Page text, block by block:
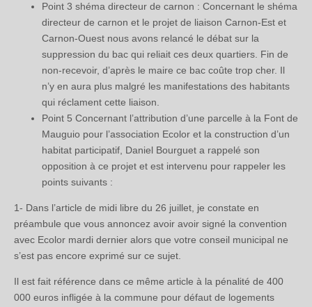
Point 3 shéma directeur de carnon : Concernant le shéma
directeur de carnon et le projet de liaison Carnon-Est et
Carnon-Ouest nous avons relancé le débat sur la
suppression du bac qui reliait ces deux quartiers. Fin de
non-recevoir, d’après le maire ce bac coûte trop cher. Il
n’y en aura plus malgré les manifestations des habitants
qui réclament cette liaison.
Point 5 Concernant l’attribution d’une parcelle à la Font de
Mauguio pour l’association Ecolor et la construction d’un
habitat participatif, Daniel Bourguet a rappelé son
opposition à ce projet et est intervenu pour rappeler les
points suivants :
1- Dans l’article de midi libre du 26 juillet, je constate en
préambule que vous annoncez avoir avoir signé la convention
avec Ecolor mardi dernier alors que votre conseil municipal ne
s’est pas encore exprimé sur ce sujet.
Il est fait référence dans ce même article à la pénalité de 400
000 euros infligée à la commune pour défaut de logements